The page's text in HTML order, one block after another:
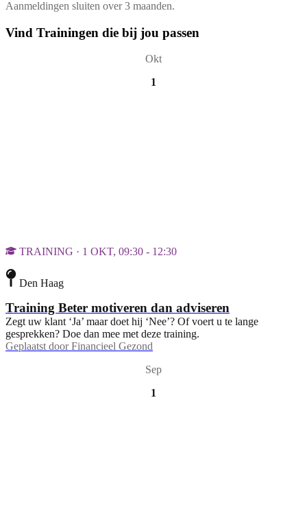
Aanmeldingen sluiten over 3 maanden.
Vind Trainingen die bij jou passen
Okt
1
TRAINING · 1 OKT, 09:30 - 12:30
Den Haag
Training Beter motiveren dan adviseren
Zegt uw klant ‘Ja’ maar doet hij ‘Nee’? Of voert u te lange
gesprekken? Doe dan mee met deze training.
Geplaatst door Financieel Gezond
Sep
1